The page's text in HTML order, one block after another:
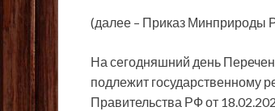
(далее – Приказ Минприроды
На сегодняшний день
подлежит государственному
Правительства РФ от